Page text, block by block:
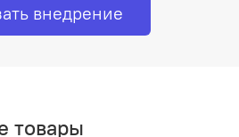
внедрение
товары